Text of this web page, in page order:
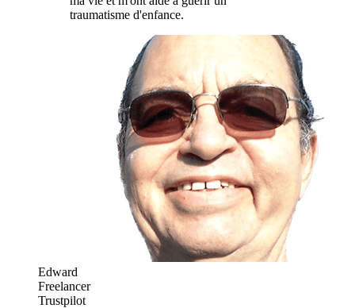
traumatisme d'enfance.
Edward
Freelancer
Trustpilot